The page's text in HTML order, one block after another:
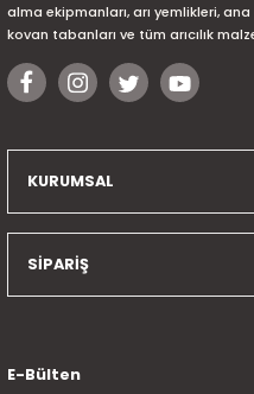
alma ekipmanları, arı yemlikleri,
kovan tabanları ve tüm arıcılık
KURUMSAL
SİPARİŞ
E-Bülten